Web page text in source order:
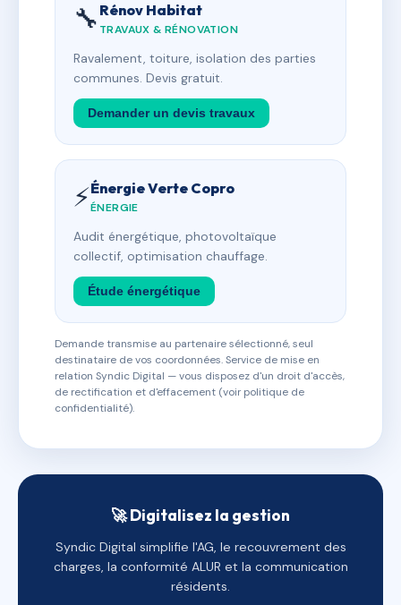
🔧 Rénov Habitat
TRAVAUX & RÉNOVATION
Ravalement, toiture, isolation des parties
communes. Devis gratuit.
Demander un devis travaux
⚡Énergie Verte Copro
ÉNERGIE
Audit énergétique, photovoltaïque
collectif, optimisation chauffage.
Étude énergétique
Demande transmise au partenaire sélectionné, seul
destinataire de vos coordonnées. Service de mise en
relation Syndic Digital — vous disposez d'un droit d'accès,
de rectification et d'effacement (voir politique de
confidentialité).
🚀 Digitalisez la gestion
Syndic Digital simplifie l'AG, le recouvrement des
charges, la conformité ALUR et la communication
résidents.